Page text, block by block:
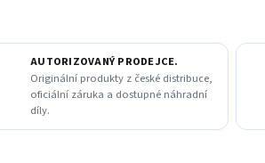
AUTORIZOVANÝ PRODEJCE.
Originální produkty z české distribuce,
oficiální záruka a dostupné náhradní
díly.